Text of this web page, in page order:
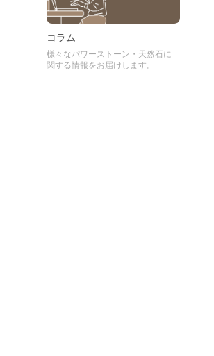
コラム
様々なパワーストーン・天然石に
関する情報をお届けします。